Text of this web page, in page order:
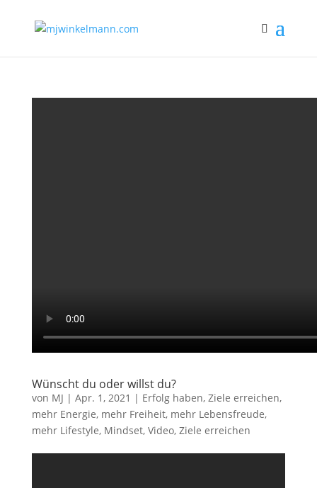
Wünscht du oder willst du?
von MJ | Apr. 1, 2021 | Erfolg haben, Ziele erreichen,
mehr Energie, mehr Freiheit, mehr Lebensfreude,
mehr Lifestyle, Mindset, Video, Ziele erreichen